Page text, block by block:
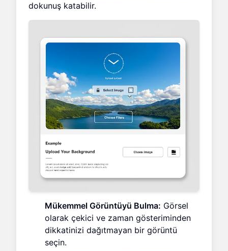
dokunuş katabilir.
Mükemmel Görüntüyü Bulma: Görsel
olarak çekici ve zaman gösteriminden
dikkatinizi dağıtmayan bir görüntü
seçin.